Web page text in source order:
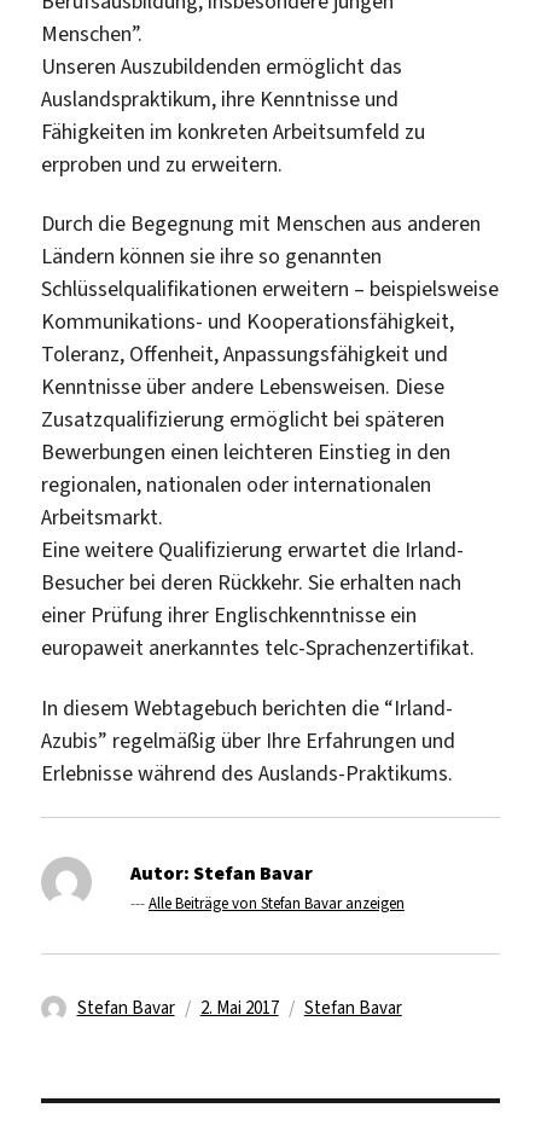
Menschen”.
Unseren Auszubildenden ermöglicht das
Auslandspraktikum, ihre Kenntnisse und
Fähigkeiten im konkreten Arbeitsumfeld zu
erproben und zu erweitern.
Durch die Begegnung mit Menschen aus anderen
Ländern können sie ihre so genannten
Schlüsselqualifikationen erweitern – beispielsweise
Kommunikations- und Kooperationsfähigkeit,
Toleranz, Offenheit, Anpassungsfähigkeit und
Kenntnisse über andere Lebensweisen. Diese
Zusatzqualifizierung ermöglicht bei späteren
Bewerbungen einen leichteren Einstieg in den
regionalen, nationalen oder internationalen
Arbeitsmarkt.
Eine weitere Qualifizierung erwartet die Irland-
Besucher bei deren Rückkehr. Sie erhalten nach
einer Prüfung ihrer Englischkenntnisse ein
europaweit anerkanntes telc-Sprachenzertifikat.
In diesem Webtagebuch berichten die “Irland-
Azubis” regelmäßig über Ihre Erfahrungen und
Erlebnisse während des Auslands-Praktikums.
Autor:Stefan Bavar
---Alle Beiträge von Stefan Bavar anzeigen
Autor
Stefan Bavar
Veröffentlicht
2. Mai 2017 Kategorien
Stefan Bavar
Beitragsnavigation